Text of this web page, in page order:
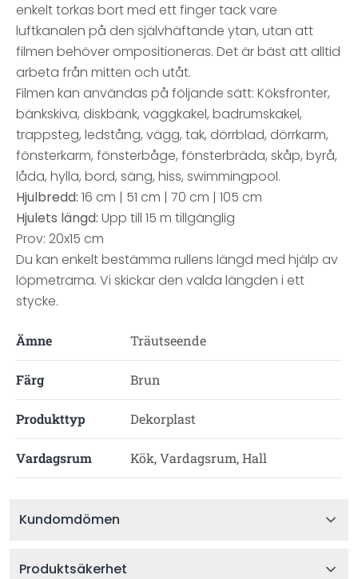
enkelt torkas bort med ett finger tack vare
luftkanalen på den självhäftande ytan, utan att
filmen behöver ompositioneras. Det är bäst att alltid
arbeta från mitten och utåt.
Filmen kan användas på följande sätt: Köksfronter,
bänkskiva, diskbänk, väggkakel, badrumskakel,
trappsteg, ledstång, vägg, tak, dörrblad, dörrkarm,
fönsterkarm, fönsterbåge, fönsterbräda, skåp, byrå,
låda, hylla, bord, säng, hiss, swimmingpool.
Hjulbredd: 16 cm | 51 cm | 70 cm | 105 cm
Hjulets längd: Upp till 15 m tillgänglig
Prov: 20x15 cm
Du kan enkelt bestämma rullens längd med hjälp av
löpmetrarna. Vi skickar den valda längden i ett
stycke.
Ämne Träutseende
Färg Brun
Produkttyp Dekorplast
Vardagsrum Kök, Vardagsrum, Hall
Kundomdömen
Produktsäkerhet